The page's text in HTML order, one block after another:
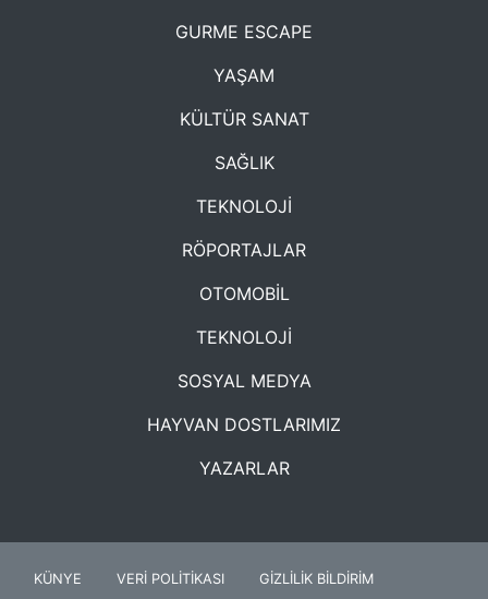
GURME ESCAPE
YAŞAM
KÜLTÜR SANAT
SAĞLIK
TEKNOLOJİ
RÖPORTAJLAR
OTOMOBİL
TEKNOLOJİ
SOSYAL MEDYA
HAYVAN DOSTLARIMIZ
YAZARLAR
KÜNYE VERİ POLİTİKASI GİZLİLİK BİLDİRİM